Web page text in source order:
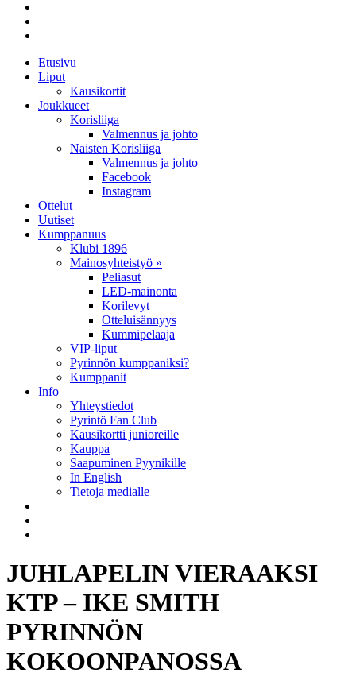
Etusivu
Liput
Kausikortit
Joukkueet
Korisliiga
Valmennus ja johto
Naisten Korisliiga
Valmennus ja johto
Facebook
Instagram
Ottelut
Uutiset
Kumppanuus
Klubi 1896
Mainosyhteistyö »
Peliasut
LED-mainonta
Korilevyt
Otteluisännyys
Kummipelaaja
VIP-liput
Pyrinnön kumppaniksi?
Kumppanit
Info
Yhteystiedot
Pyrintö Fan Club
Kausikortti junioreille
Kauppa
Saapuminen Pyynikille
In English
Tietoja medialle
JUHLAPELIN VIERAAKSI
KTP – IKE SMITH
PYRINNÖN
KOKOONPANOSSA